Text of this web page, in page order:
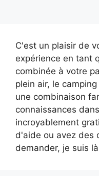
C'est un plaisir de
expérience en tant
combinée à votre
plein air, le
une combinaison
connaissances
incroyablement
d'aide ou avez des
demander, je suis